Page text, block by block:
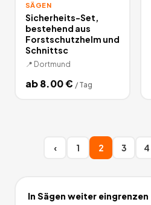
SÄGEN
Sicherheits-Set,
bestehend aus
Forstschutzhelm und
Schnittsc
📍 Dortmund
ab8.00€ / Tag
‹ 1 2 3 4
In Sägen weiter eingrenzen